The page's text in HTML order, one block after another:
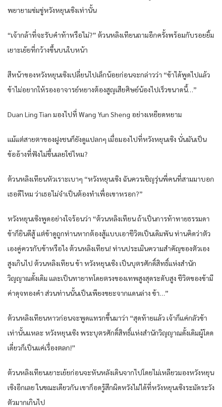
พยายามข่มขู่หวังหยุนเซิงเท่านั้น
“เจ้ากล้าที่จะรับคำท้าหรือไม่?” ต้วนหลิงเทียนถามอีกครั้งพร้อมกับรอยยิ้ม
เยาะเย้ยที่กว้างขึ้นบนใบหน้า
สีหน้าของหวังหยุนเซิงเปลี่ยนไปเล็กน้อยก่อนจะกล่าวว่า “ข้าได้พูดไปแล้ว
ข้าไม่อยากให้รองอาจารย์หยางต้องสูญเสียศิษย์น้องไปเร็วขนาดนี้…”
Duan Ling Tian มองไปที่ Wang Yun Sheng อย่างเหยียดหยาม
แม้แต่สายตาของฝูงชนก็ยังดูแปลกๆ เมื่อมองไปที่หวังหยุนเซิง นั่นมันเป็น
ข้ออ้างที่ฟังไม่ขึ้นเลยใช่ไหม?
ต้วนหลิงเทียนหัวเราะเบาๆ “หวังหยุนเซิง ฉันควรเชิญรุ่นพี่คนที่สามมาบอก
เธอดีไหม ว่าเธอไม่จำเป็นต้องทำเพื่อเขาหรอก?”
หวังหยุนเซิงพูดอย่างใจร้อนว่า “ต้วนหลิงเทียน ถ้าเป็นการท้าทายธรรมดา
ข้าก็ยินดีสู้ แต่ข้าดูถูกท่านหากต้องสู้แบบเอาชีวิตเป็นเดิมพัน ท่านคิดว่าตัว
เองคู่ควรกับข้าหรือไง ต้วนหลิงเทียน! ท่านประเมินความสำคัญของตัวเอง
สูงเกินไป ต้วนหลิงเทียน ข้า หวังหยุนเซิง เป็นบุตรศักดิ์สิทธิ์แห่งสำนัก
วิญญาณดั้งเดิม และเป็นทายาทโดยตรงของเทพสูงสุดระดับสูง ชีวิตของข้ามี
ค่าดุจทองคำ ส่วนท่านนั้นเป็นเพียงขยะจากแดนล่าง ข้า…”
ต้วนหลิงเทียนหาวก่อนจะพูดแทรกขึ้นมาว่า “สุดท้ายแล้ว เจ้าก็แค่กลัวข้า
เท่านั้นแหละ หวังหยุนเซิง พระบุตรศักดิ์สิทธิ์แห่งสำนักวิญญาณดั้งเดิมผู้โดด
เดี่ยวก็เป็นแค่เรื่องตลก!”
ต้วนหลิงเทียนเยาะเย้ยก่อนจะหันหลังเดินจากไปโดยไม่เหลียวมองหวังหยุน
เซิงอีกเลย ในขณะเดียวกัน เขาก็อดรู้สึกผิดหวังไม่ได้ที่หวังหยุนเซิงระมัดระวัง
ตัวมากเกินไป